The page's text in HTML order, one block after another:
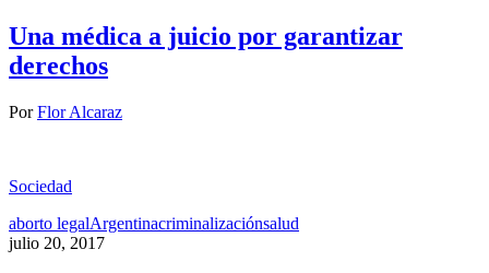
Una médica a juicio por garantizar
derechos
PorFlor Alcaraz
Sociedad
aborto legalArgentinacriminalizaciónsalud
julio 20, 2017